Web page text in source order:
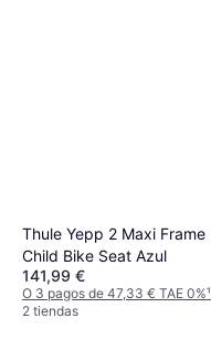
Thule Yepp 2 Maxi Frame
Child Bike Seat Azul
141,99 €
O 3 pagos de 47,33 € TAE 0%¹
2 tiendas